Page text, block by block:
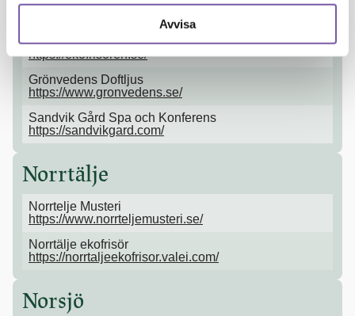
Avvisa
Norrköping
Ekofrisören
https://ekofrisoren.se/
Grönvedens Doftljus
https://www.gronvedens.se/
Sandvik Gård Spa och Konferens
https://sandvikgard.com/
Norrtälje
Norrtelje Musteri
https://www.norrteljemusteri.se/
Norrtälje ekofrisör
https://norrtaljeekofrisor.valei.com/
Norsjö